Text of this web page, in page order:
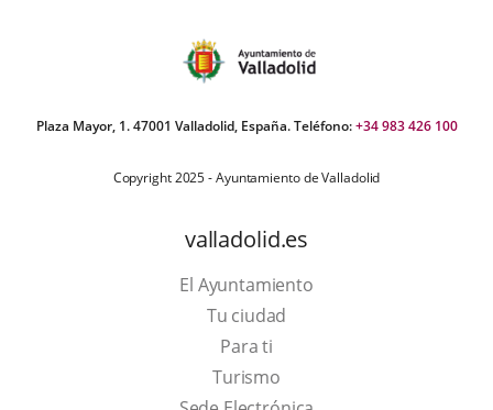
Plaza Mayor, 1. 47001 Valladolid, España. Teléfono:+34 983 426 100
Copyright 2025 - Ayuntamiento de Valladolid
valladolid.es
El Ayuntamiento
Tu ciudad
Para ti
TurismoEste